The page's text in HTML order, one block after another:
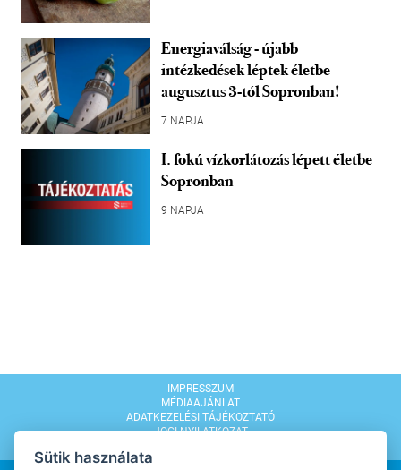
Energiaválság - újabb
intézkedések léptek életbe
augusztus 3-tól Sopronban!
7 NAPJA
I. fokú vízkorlátozás lépett életbe
Sopronban
9 NAPJA
IMPRESSZUM
MÉDIAAJÁNLAT
ADATKEZELÉSI TÁJÉKOZTATÓ
JOGI NYILATKOZAT
Sütik használata